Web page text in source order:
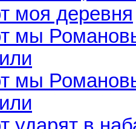
моя деревня
мы
мы